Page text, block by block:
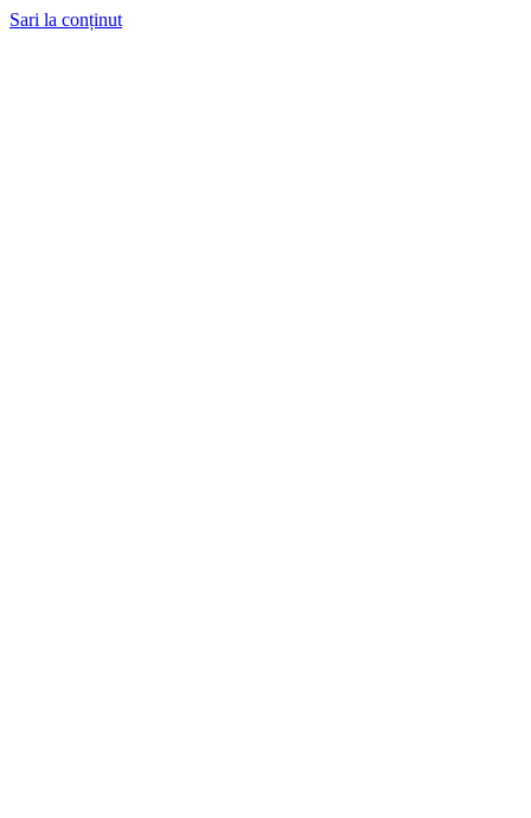
Sari la conținut